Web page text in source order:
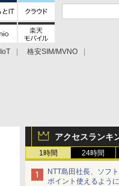
IoT
格安SIM/MVNO
アクセスランキ
1時間 24時間
NTT島田社長、ソフ
ポイント使えるように